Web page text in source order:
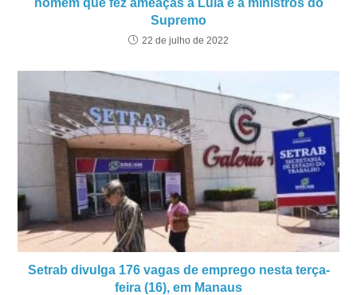
homem que fez ameaças a Lula e a ministros do
Supremo
22 de julho de 2022
Setrab divulga 176 vagas de emprego nesta terça-
feira (16), em Manaus